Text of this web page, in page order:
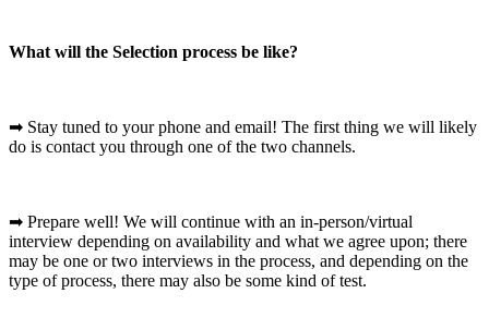
What will the Selection process be like?
➡ Stay tuned to your phone and email! The first thing we will likely
do is contact you through one of the two channels.
➡ Prepare well! We will continue with an in-person/virtual
interview depending on availability and what we agree upon; there
may be one or two interviews in the process, and depending on the
type of process, there may also be some kind of test.